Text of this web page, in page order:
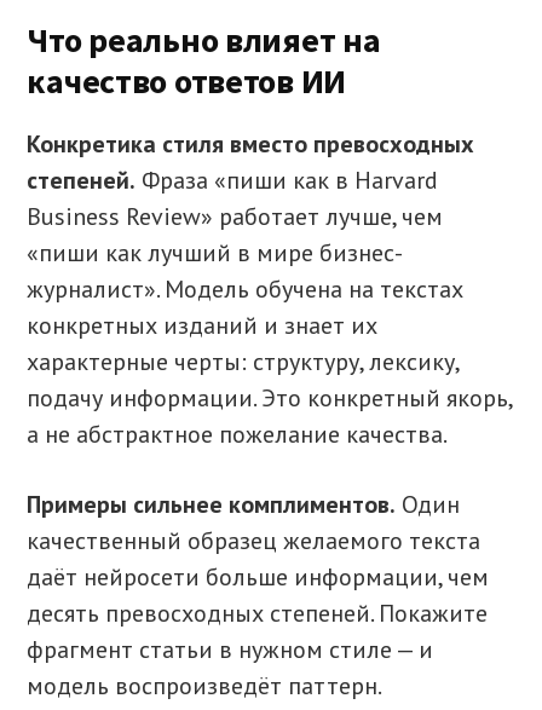
Что реально влияет на
качество ответов ИИ
Конкретика стиля вместо превосходных
степеней. Фраза «пиши как в Harvard
Business Review» работает лучше, чем
«пиши как лучший в мире бизнес-
журналист». Модель обучена на текстах
конкретных изданий и знает их
характерные черты: структуру, лексику,
подачу информации. Это конкретный якорь,
а не абстрактное пожелание качества.
Примеры сильнее комплиментов. Один
качественный образец желаемого текста
даёт нейросети больше информации, чем
десять превосходных степеней. Покажите
фрагмент статьи в нужном стиле — и
модель воспроизведёт паттерн.